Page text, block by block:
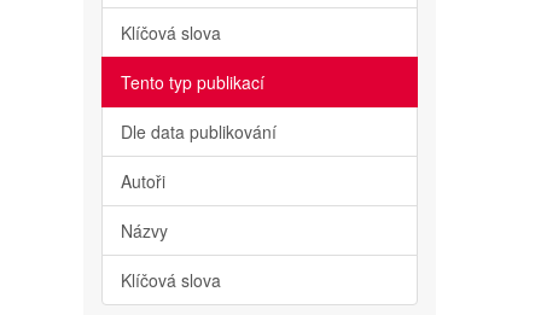
Klíčová slova
Tento typ publikací
Dle data publikování
Autoři
Názvy
Klíčová slova